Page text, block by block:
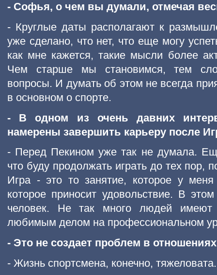
- Софья, о чем вы думали, отмечая
- Круглые даты располагают к
уже сделано, что нет, что еще могу
как мне кажется, такие мысли более
Чем старше мы становимся, тем
вопросы. И думать об этом не всегда
в основном о спорте.
- В одном из очень давних
намерены завершить карьеру после
- Перед Пекином уже так не думала.
что буду продолжать играть до тех пор,
Игра - это то занятие, которое у меня
которое приносит удовольствие. В
человек. Не так много людей имеют
любимым делом на профессиональном
- Это не создает проблем в
- Жизнь спортсмена, конечно,